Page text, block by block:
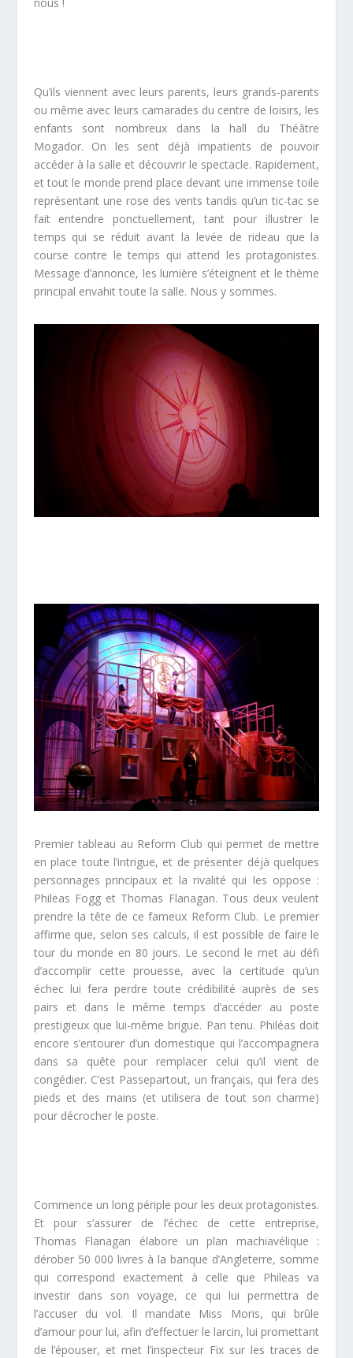
nous !
Qu’ils viennent avec leurs parents, leurs grands-parents
ou même avec leurs camarades du centre de loisirs, les
enfants sont nombreux dans la hall du Théâtre
Mogador. On les sent déjà impatients de pouvoir
accéder à la salle et découvrir le spectacle. Rapidement,
et tout le monde prend place devant une immense toile
représentant une rose des vents tandis qu’un tic-tac se
fait entendre ponctuellement, tant pour illustrer le
temps qui se réduit avant la levée de rideau que la
course contre le temps qui attend les protagonistes.
Message d’annonce, les lumière s’éteignent et le thème
principal envahit toute la salle. Nous y sommes.
Premier tableau au Reform Club qui permet de mettre
en place toute l’intrigue, et de présenter déjà quelques
personnages principaux et la rivalité qui les oppose :
Phileas Fogg et Thomas Flanagan. Tous deux veulent
prendre la tête de ce fameux Reform Club. Le premier
affirme que, selon ses calculs, il est possible de faire le
tour du monde en 80 jours. Le second le met au défi
d’accomplir cette prouesse, avec la certitude qu’un
échec lui fera perdre toute crédibilité auprès de ses
pairs et dans le même temps d’accéder au poste
prestigieux que lui-même brigue. Pari tenu. Philéas doit
encore s’entourer d’un domestique qui l’accompagnera
dans sa quête pour remplacer celui qu’il vient de
congédier. C’est Passepartout, un français, qui fera des
pieds et des mains (et utilisera de tout son charme)
pour décrocher le poste.
Commence un long périple pour les deux protagonistes.
Et pour s’assurer de l’échec de cette entreprise,
Thomas Flanagan élabore un plan machiavélique :
dérober 50 000 livres à la banque d’Angleterre, somme
qui correspond exactement à celle que Phileas va
investir dans son voyage, ce qui lui permettra de
l’accuser du vol. Il mandate Miss Moris, qui brûle
d’amour pour lui, afin d’effectuer le larcin, lui promettant
de l’épouser, et met l’inspecteur Fix sur les traces de